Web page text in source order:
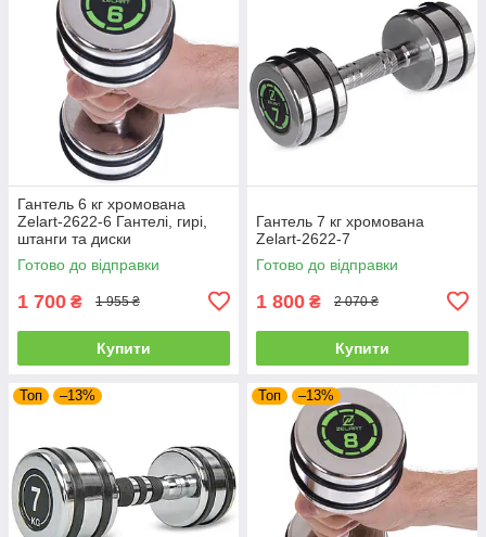
Гантель 6 кг хромована
Zelart-2622-6 Гантелі, гирі,
штанги та диски
Готово до відправки
1 700 ₴ 1 955 ₴
Купити
Гантель 7 кг хромована
Zelart-2622-7
Готово до відправки
1 800 ₴ 2 070 ₴
Купити
Топ –13% Топ –13%